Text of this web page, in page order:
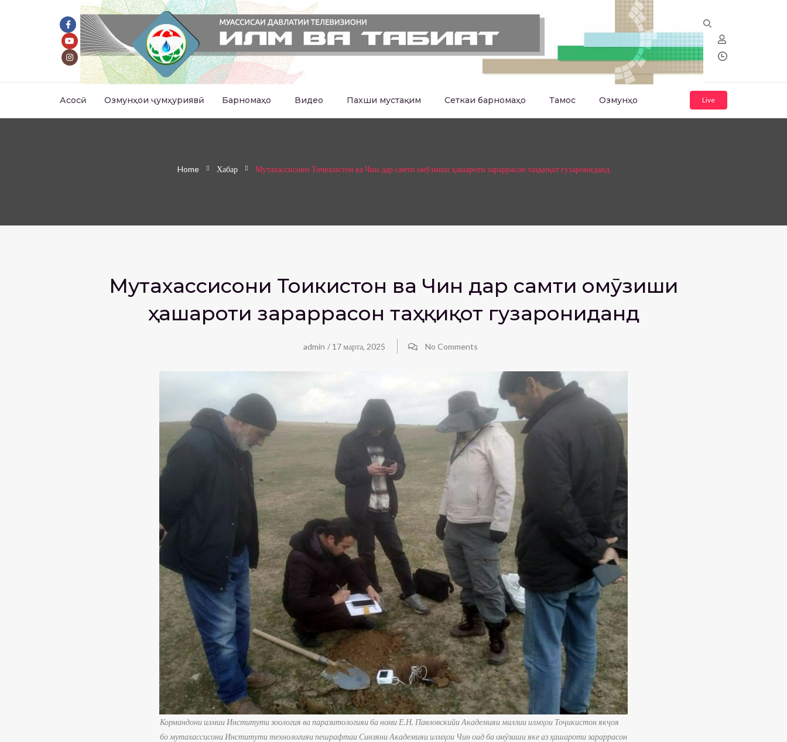
Асосӣ Озмунҳои ҷумҳуриявӣ Барномаҳо Видео Пахши мустақим Сеткаи барномаҳо Тамос Озмунҳо Live
Home Хабар Мутахассисони Тоҷикистон ва Чин дар самти омӯзиши ҳашароти зараррасон таҳқиқот гузарониданд
Мутахассисони Тоҷикистон ва Чин дар самти омӯзиши
ҳашароти зараррасон таҳқиқот гузарониданд
admin / 17 марта, 2025 No Comments
Кормандони илмии Институти зоология ва паразитологияи ба номи Е.Н. Павловскийи Академияи миллии илмҳои Тоҷикистон якҷоя
бо мутахассисони Институти технологияи пешрафтаи Синзяни Академияи илмҳои Чин оид ба омӯзиши яке аз ҳашароти зараррасон